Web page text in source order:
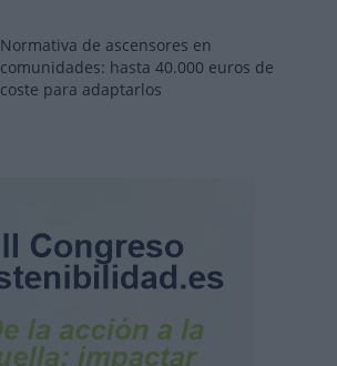
Normativa de ascensores en
comunidades: hasta 40.000 euros de
coste para adaptarlos